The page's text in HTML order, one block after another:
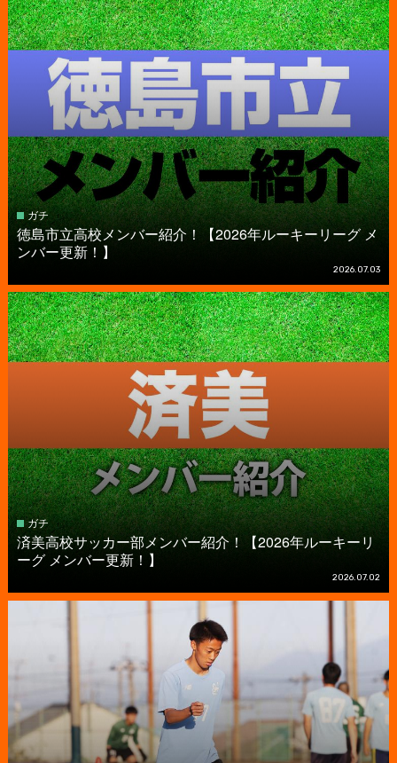
ガチ
徳島市立高校メンバー紹介！【2026年ルーキーリーグ メ
ンバー更新！】
2026.07.03
ガチ
済美高校サッカー部メンバー紹介！【2026年ルーキーリ
ーグ メンバー更新！】
2026.07.02